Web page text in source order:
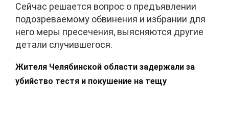
Сейчас решается вопрос о предъявлении
подозреваемому обвинения и избрании для
него меры пресечения, выясняются другие
детали случившегося.
Жителя Челябинской области задержали за
убийство тестя и покушение на тещу